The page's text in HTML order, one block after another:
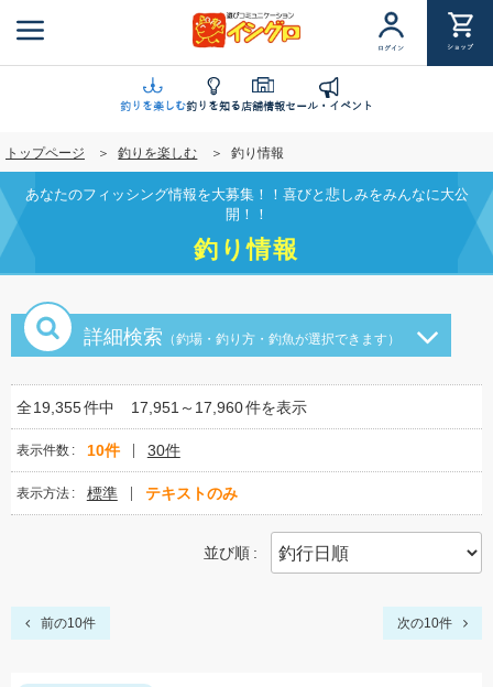
ン
に
移
動
ログイン ショップ
釣りを楽しむ釣りを知る店舗情報セール・イベント
トップページ 釣りを楽しむ 釣り情報
あなたのフィッシング情報を大募集！！喜びと悲しみをみんなに大公
開！！
釣り情報
詳細検索 （釣場・釣り方・釣魚が選択できます）
全19,355件中 17,951～17,960件を表示
表示件数 10件 30件
表示方法 標準 テキストのみ
並び順
前の10件 次の10件